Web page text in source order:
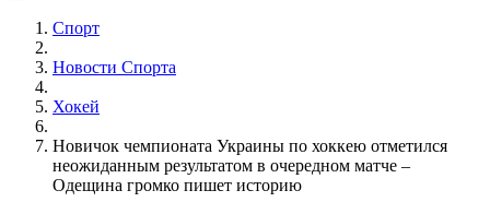
Спорт
Новости Cпорта
Хокей
Новичок чемпионата Украины по хоккею отметился
неожиданным результатом в очередном матче –
Одещина громко пишет историю